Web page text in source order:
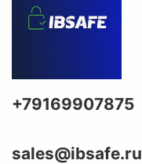
+79169907875
sales@ibsafe.ru